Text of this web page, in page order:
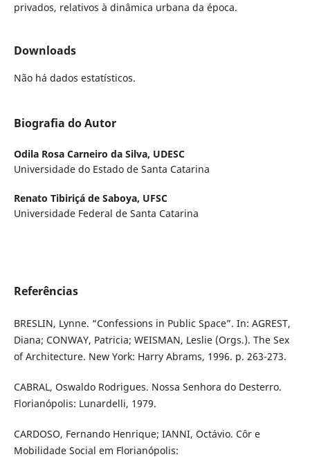
privados, relativos à dinâmica urbana da época.
Downloads
Não há dados estatísticos.
Biografia do Autor
Odila Rosa Carneiro da Silva, UDESC
Universidade do Estado de Santa Catarina
Renato Tibiriçá de Saboya, UFSC
Universidade Federal de Santa Catarina
Referências
BRESLIN, Lynne. “Confessions in Public Space”. In: AGREST,
Diana; CONWAY, Patricia; WEISMAN, Leslie (Orgs.). The Sex
of Architecture. New York: Harry Abrams, 1996. p. 263-273.
CABRAL, Oswaldo Rodrigues. Nossa Senhora do Desterro.
Florianópolis: Lunardelli, 1979.
CARDOSO, Fernando Henrique; IANNI, Octávio. Côr e
Mobilidade Social em Florianópolis: